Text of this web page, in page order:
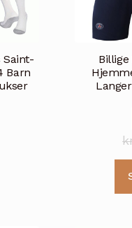
Saint-
Barn
Billige